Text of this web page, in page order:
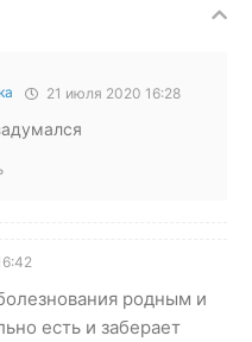
21 июля 2020 16:28
родным и
есть и заберает